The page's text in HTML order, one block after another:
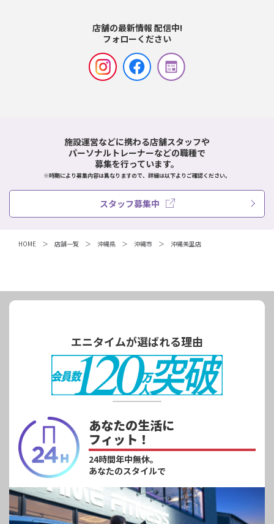
店舗の最新情報 配信中!
フォローください
施設運営などに携わる店舗スタッフや
パーソナルトレーナーなどの職種で
募集を行っています。
※時期により募集内容は異なりますので、詳細は以下よりご確認ください。
スタッフ募集中
HOME 店舗一覧 沖縄県 沖縄市 沖縄美里店
エニタイムが選ばれる理由
あなたの生活に
フィット！
24時間年中無休。
あなたのスタイルで